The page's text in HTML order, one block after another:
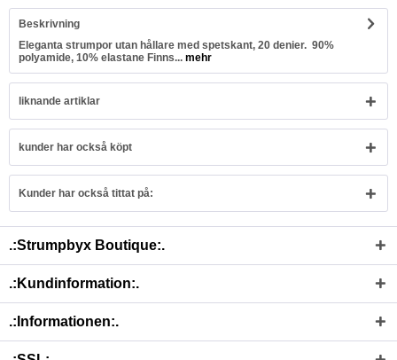
Beskrivning
Eleganta strumpor utan hållare med spetskant, 20 denier. 90%
polyamide, 10% elastane Finns... mehr
liknande artiklar
kunder har också köpt
Kunder har också tittat på:
.:Strumpbyx Boutique:.
.:Kundinformation:.
.:Informationen:.